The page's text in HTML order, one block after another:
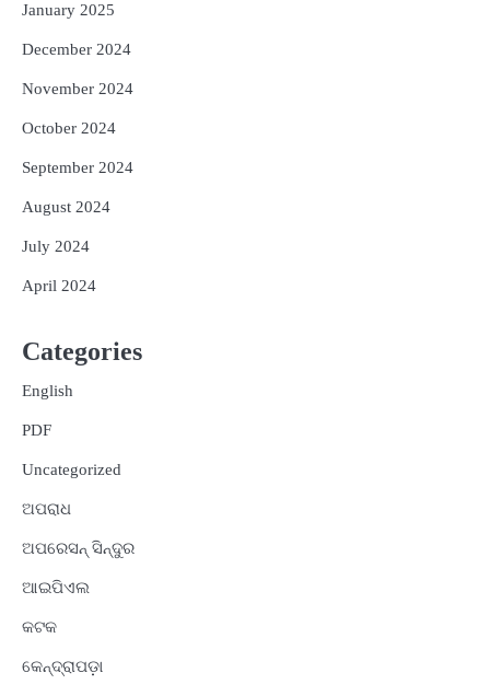
January 2025
December 2024
November 2024
October 2024
September 2024
August 2024
July 2024
April 2024
Categories
English
PDF
Uncategorized
ଅପରାଧ
ଅପରେସନ୍ ସିନ୍ଦୁର
ଆଇପିଏଲ
କଟକ
କେନ୍ଦ୍ରାପଡ଼ା